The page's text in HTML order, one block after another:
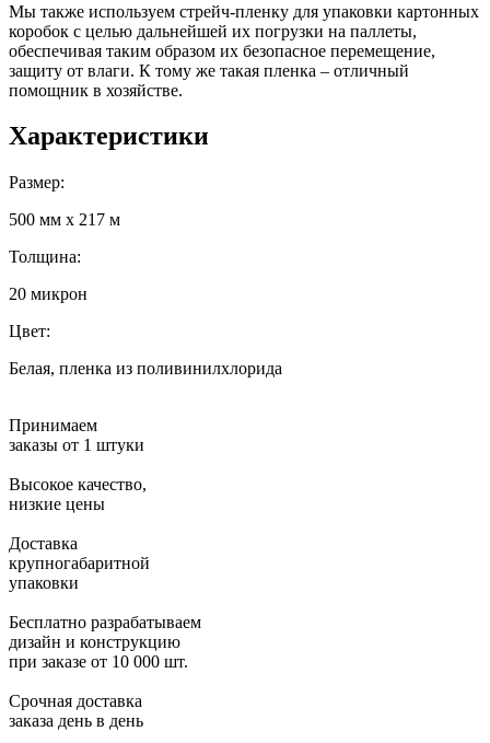
Мы также используем стрейч-пленку для упаковки картонных
коробок с целью дальнейшей их погрузки на паллеты,
обеспечивая таким образом их безопасное перемещение,
защиту от влаги. К тому же такая пленка – отличный
помощник в хозяйстве.
Характеристики
Размер:
500 мм х 217 м
Толщина:
20 микрон
Цвет:
Белая, пленка из поливинилхлорида
Принимаем
заказы от 1 штуки
Высокое качество,
низкие цены
Доставка
крупногабаритной
упаковки
Бесплатно разрабатываем
дизайн и конструкцию
при заказе от 10 000 шт.
Срочная доставка
заказа день в день